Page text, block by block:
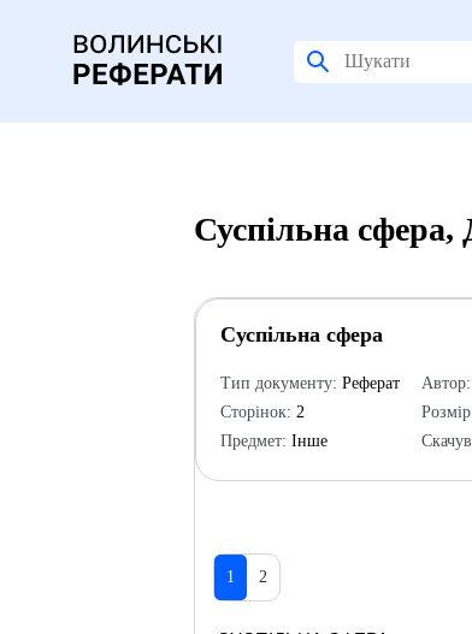
Суспільна сфера,
Суспільна сфера
Тип документу: Реферат
Сторінок: 2
Предмет: Інше
Автор:
1 2